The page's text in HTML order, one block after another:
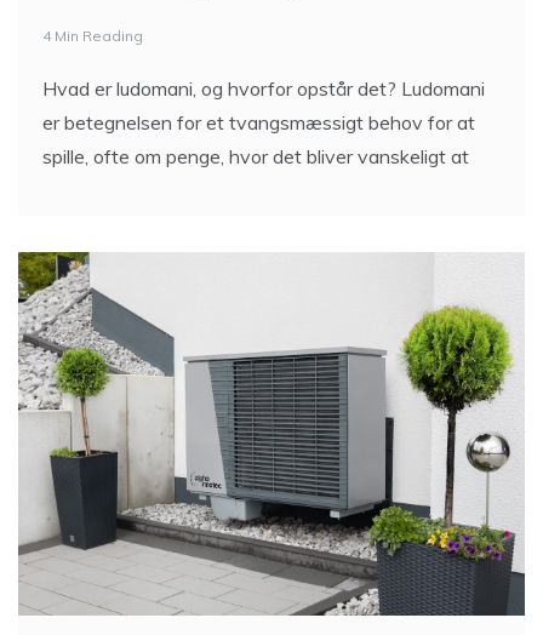
4 Min Reading
Hvad er ludomani, og hvorfor opstår det? Ludomani
er betegnelsen for et tvangsmæssigt behov for at
spille, ofte om penge, hvor det bliver vanskeligt at